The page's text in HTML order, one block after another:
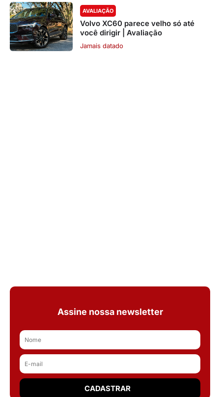
AVALIAÇÃO
Volvo XC60 parece velho só até
você dirigir | Avaliação
Jamais datado
Assine nossa newsletter